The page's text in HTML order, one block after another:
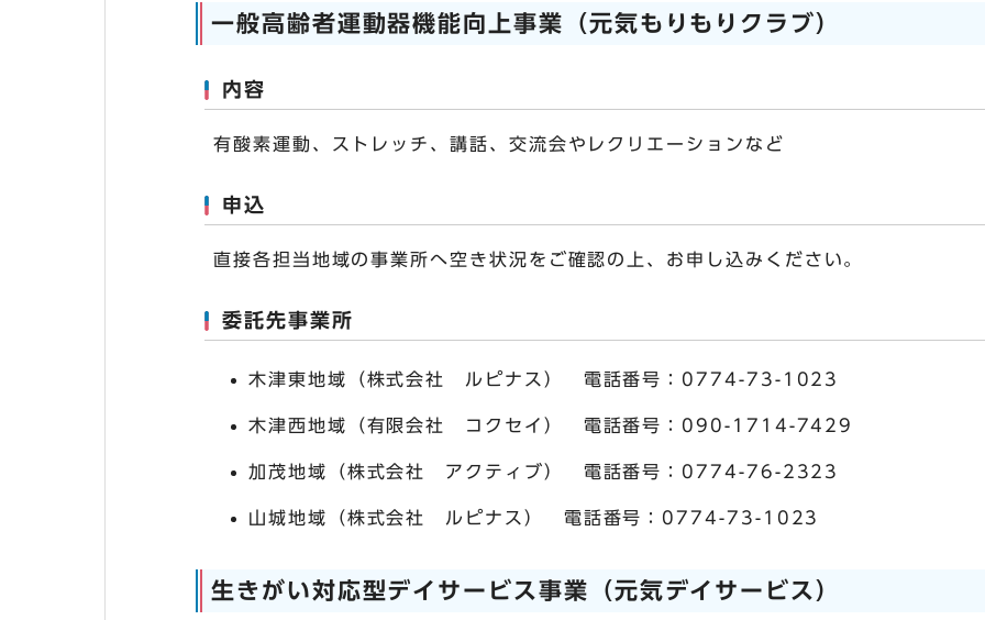
一般高齢者運動器機能向上事業（元気もりもりクラブ）
内容
有酸素運動、ストレッチ、講話、交流会やレクリエーションなど
申込
直接各担当地域の事業所へ空き状況をご確認の上、お申し込みください。
委託先事業所
木津東地域（株式会社 ルピナス） 電話番号：0774-73-1023
木津西地域（有限会社 コクセイ） 電話番号：090-1714-7429
加茂地域（株式会社 アクティブ） 電話番号：0774-76-2323
山城地域（株式会社 ルピナス） 電話番号：0774-73-1023
生きがい対応型デイサービス事業（元気デイサービス）